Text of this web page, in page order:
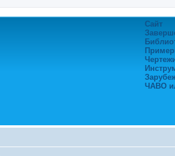
Сайт
ЧАВО